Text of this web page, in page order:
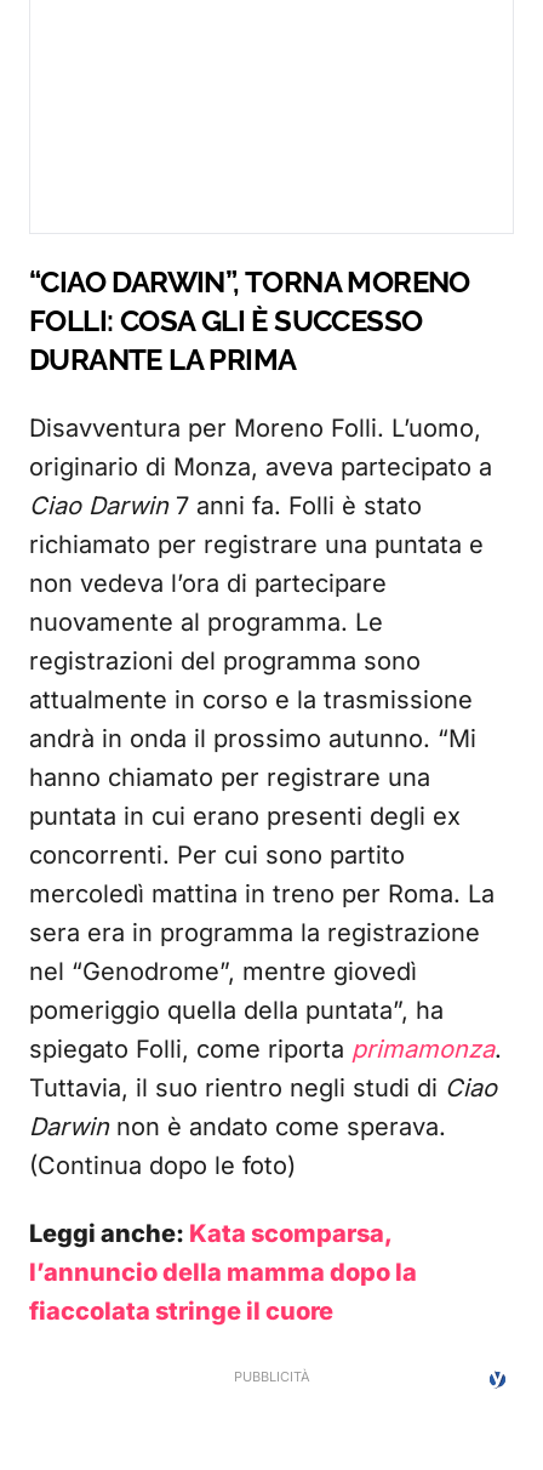
“CIAO DARWIN”, TORNA MORENO
FOLLI: COSA GLI È SUCCESSO
DURANTE LA PRIMA
Disavventura per Moreno Folli. L’uomo,
originario di Monza, aveva partecipato a
Ciao Darwin7 anni fa. Folli è stato
richiamato per registrare una puntata e
non vedeva l’ora di partecipare
nuovamente al programma. Le
registrazioni del programma sono
attualmente in corso e la trasmissione
andrà in onda il prossimo autunno. “Mi
hanno chiamato per registrare una
puntata in cui erano presenti degli ex
concorrenti. Per cui sono partito
mercoledì mattina in treno per Roma. La
sera era in programma la registrazione
nel “Genodrome”, mentre giovedì
pomeriggio quella della puntata”, ha
spiegato Folli, come riporta primamonza.
Tuttavia, il suo rientro negli studi di Ciao
Darwinnon è andato come sperava.
(Continua dopo le foto)
Leggi anche: Kata scomparsa,
l’annuncio della mamma dopo la
fiaccolata stringe il cuore